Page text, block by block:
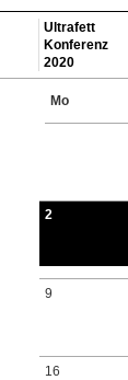
Ultrafett
Konferenz
2020
Mo
2
9
16